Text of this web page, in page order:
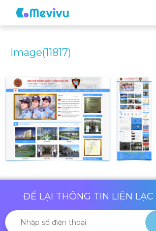
Image(11817)
ĐỂ LẠI THÔNG TIN LIÊN LẠC